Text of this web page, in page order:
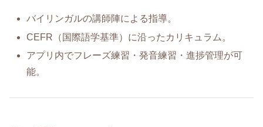
バイリンガルの講師陣による指導。
CEFR（国際語学基準）に沿ったカリキュラム。
アプリ内でフレーズ練習・発音練習・進捗管理が可
能。